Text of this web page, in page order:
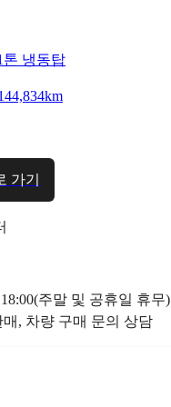
톤 냉동탑
가기
주말 및 공휴일 휴무)
, 차량 구매 문의 상담